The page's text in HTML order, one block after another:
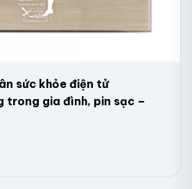
sức khỏe điện tử
trong gia đình, pin sạc –